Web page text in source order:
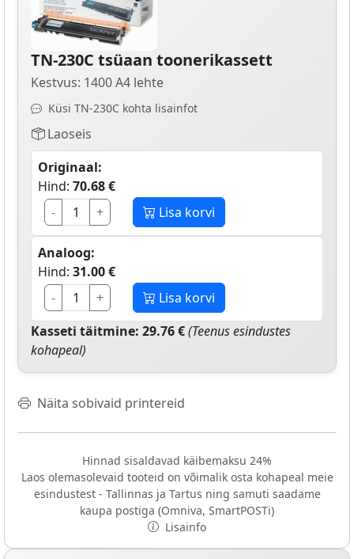
TN-230C tsüaan toonerikassett
Kestvus: 1400 A4 lehte
Küsi TN-230C kohta lisainfot
Laoseis
Originaal:
Hind: 70.68 €
-
+ Lisa korvi
Analoog:
Hind: 31.00 €
-
+
Lisa korvi
Kasseti täitmine: 29.76 €(Teenus esindustes
kohapeal)
Näita sobivaid printereid
Hinnad sisaldavad käibemaksu 24%
Laos olemasolevaid tooteid on võimalik osta kohapeal meie
esindustest - Tallinnas ja Tartus ning samuti saadame
kaupa postiga (Omniva, SmartPOSTi)
Lisainfo